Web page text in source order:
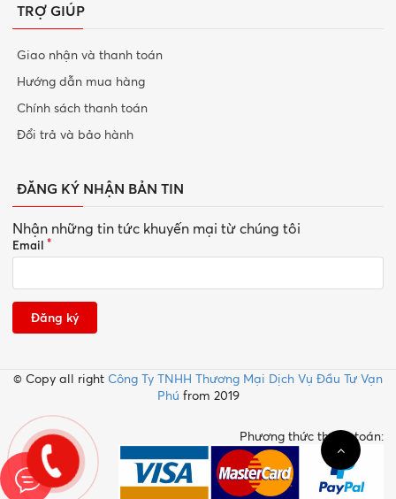
TRỢ GIÚP
Giao nhận và thanh toán
Hướng dẫn mua hàng
Chính sách thanh toán
Đổi trả và bảo hành
ĐĂNG KÝ NHẬN BẢN TIN
Nhận những tin tức khuyến mại từ chúng tôi
Email
Đăng ký
© Copy all right Công Ty TNHH Thương Mại Dịch Vụ Đầu Tư Vạn
Phú from 2019
Phương thức thanh toán: